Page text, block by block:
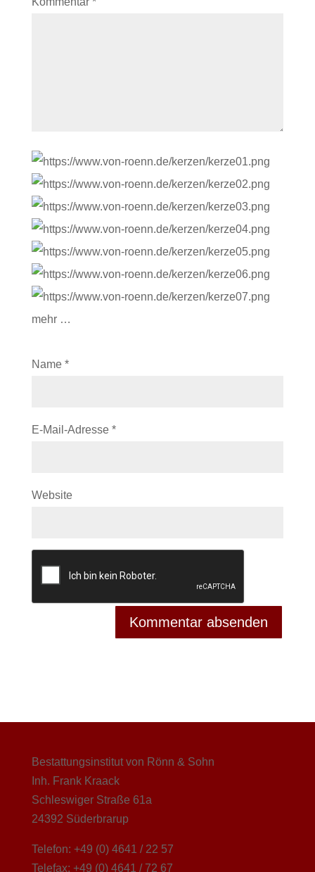
mehr …
Name *
E-Mail-Adresse *
Website
Bestattungsinstitut von Rönn & Sohn
Inh. Frank Kraack
Schleswiger Straße 61a
24392 Süderbrarup
Telefon: +49 (0) 4641 / 22 57
Telefax: +49 (0) 4641 / 72 67